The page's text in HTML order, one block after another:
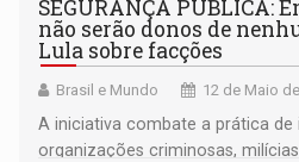
SEGURANÇA PÚBLICA:
não serão donos de
Lula sobre facções
Brasil e Mundo 12 de Maio
A iniciativa combate a prática
organizações criminosas,